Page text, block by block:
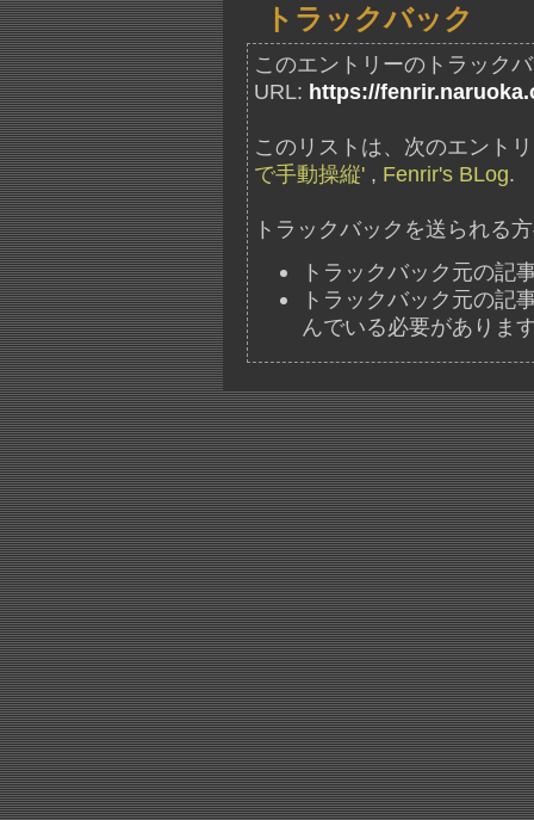
トラックバック
このエントリーのトラック
URL: https://
このリストは、次のエント
で手動操縦' , Fenrir's BLog.
トラックバックを送られる
トラックバック元の記
トラックバック元の記
んでいる必要がありま